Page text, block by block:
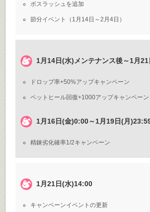
ボスラッシュを追加
節分イベント（1月14日～2月4日）
1月14日(水)メンテナンス後～1月
ドロップ率+50%アップキャンペーン
ペットヒール回復+1000アップキャンペーン
1月16日(金)0:00～1月19日(月
精錬劣化確率1/2キャンペーン
1月21日(水)14:00
キャンペーンイベントの更新